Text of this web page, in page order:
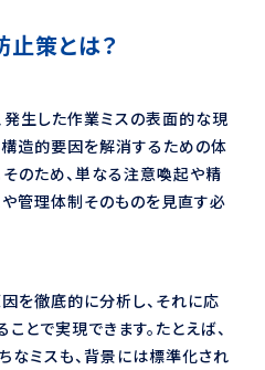
策とは？
生した作業ミスの表面的な現
造的要因を解消するための体
のため、単なる注意喚起や精
管理体制そのものを見直す必
を徹底的に分析し、それに応
とで実現できます。たとえば、
なミスも、背景には標準化され